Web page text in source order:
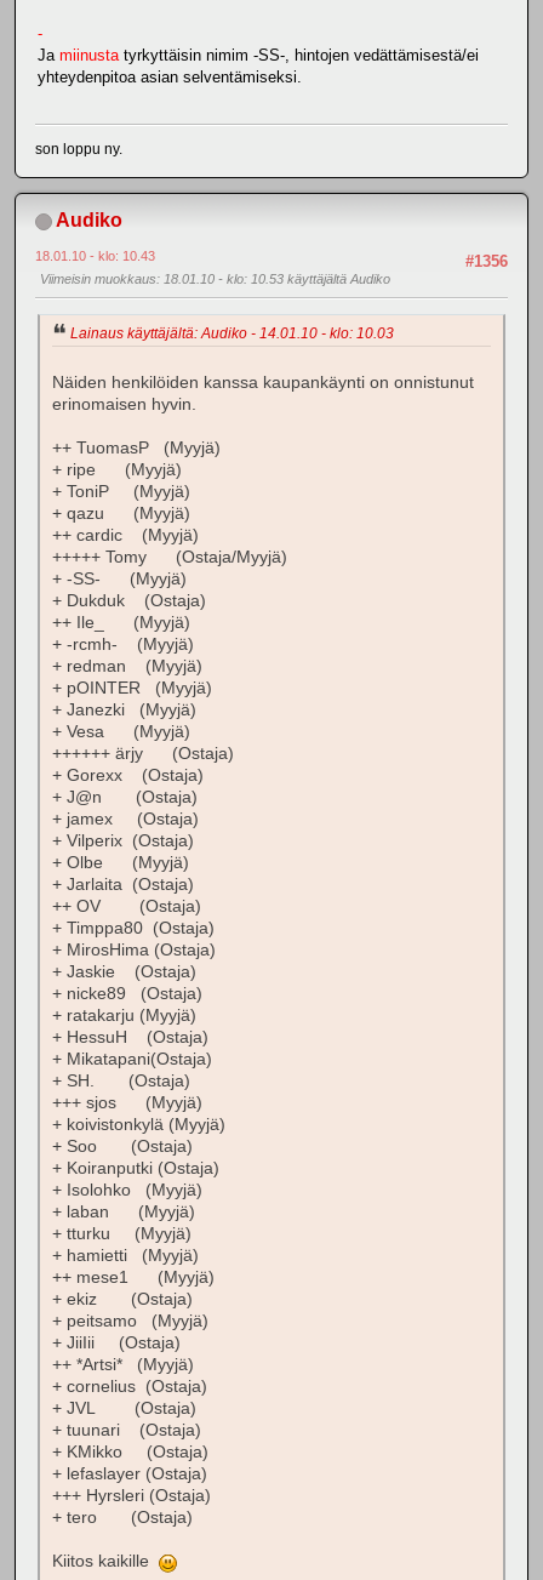
-
Ja miinusta tyrkyttäisin nimim -SS-, hintojen vedättämisestä/ei
yhteydenpitoa asian selventämiseksi.
son loppu ny.
Audiko
#1356
18.01.10 - klo: 10.43
Viimeisin muokkaus: 18.01.10 - klo: 10.53 käyttäjältä Audiko
Lainaus käyttäjältä: Audiko - 14.01.10 - klo: 10.03
Näiden henkilöiden kanssa kaupankäynti on onnistunut
erinomaisen hyvin.
++ TuomasP (Myyjä)
+ ripe (Myyjä)
+ ToniP (Myyjä)
+ qazu (Myyjä)
++ cardic (Myyjä)
+++++ Tomy (Ostaja/Myyjä)
+ -SS- (Myyjä)
+ Dukduk (Ostaja)
++ Ile_ (Myyjä)
+ -rcmh- (Myyjä)
+ redman (Myyjä)
+ pOINTER (Myyjä)
+ Janezki (Myyjä)
+ Vesa (Myyjä)
++++++ ärjy (Ostaja)
+ Gorexx (Ostaja)
+ J@n (Ostaja)
+ jamex (Ostaja)
+ Vilperix (Ostaja)
+ Olbe (Myyjä)
+ Jarlaita (Ostaja)
++ OV (Ostaja)
+ Timppa80 (Ostaja)
+ MirosHima (Ostaja)
+ Jaskie (Ostaja)
+ nicke89 (Ostaja)
+ ratakarju (Myyjä)
+ HessuH (Ostaja)
+ Mikatapani(Ostaja)
+ SH. (Ostaja)
+++ sjos (Myyjä)
+ koivistonkylä (Myyjä)
+ Soo (Ostaja)
+ Koiranputki (Ostaja)
+ Isolohko (Myyjä)
+ laban (Myyjä)
+ tturku (Myyjä)
+ hamietti (Myyjä)
++ mese1 (Myyjä)
+ ekiz (Ostaja)
+ peitsamo (Myyjä)
+ JiiIii (Ostaja)
++ *Artsi* (Myyjä)
+ cornelius (Ostaja)
+ JVL (Ostaja)
+ tuunari (Ostaja)
+ KMikko (Ostaja)
+ lefaslayer (Ostaja)
+++ Hyrsleri (Ostaja)
+ tero (Ostaja)
Kiitos kaikille